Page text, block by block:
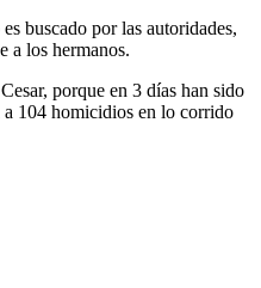
buscado por las autoridades,
a los hermanos.
porque en 3 días han sido
a 104 homicidios en lo corrido